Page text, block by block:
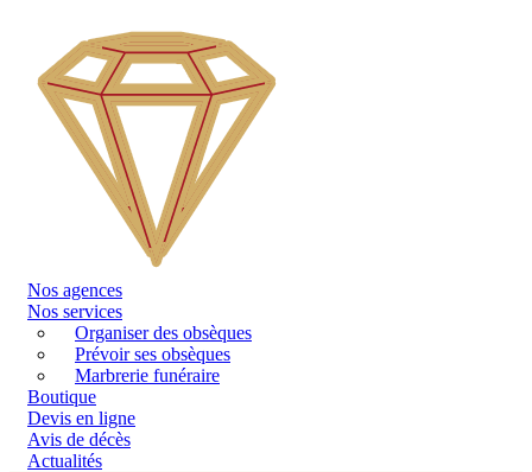
Nos agences
Nos services
Organiser des obsèques
Prévoir ses obsèques
Marbrerie funéraire
Boutique
Devis en ligne
Avis de décès
Actualités